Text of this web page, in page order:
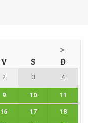
>
V S D
2 3 4
9 10 11
16 17 18